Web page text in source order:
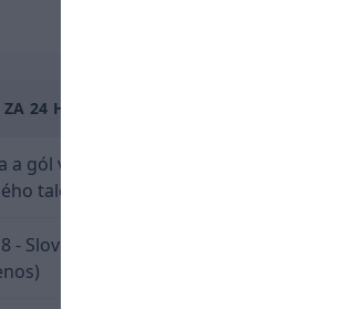
24 HODÍN
gól v oslabení! Pozrite si oba
talentu Rychlíka proti USA
- Slovensko U18 / Hlinka-Gretzky